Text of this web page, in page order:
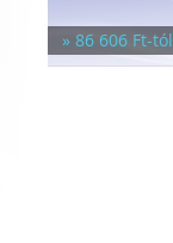
» 86 606 Ft-tól